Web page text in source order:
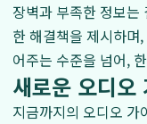
장벽과 부족한 정보는
한 해결책을 제시하며,
어주는 수준을 넘어,
새로운 오디오
지금까지의 오디오